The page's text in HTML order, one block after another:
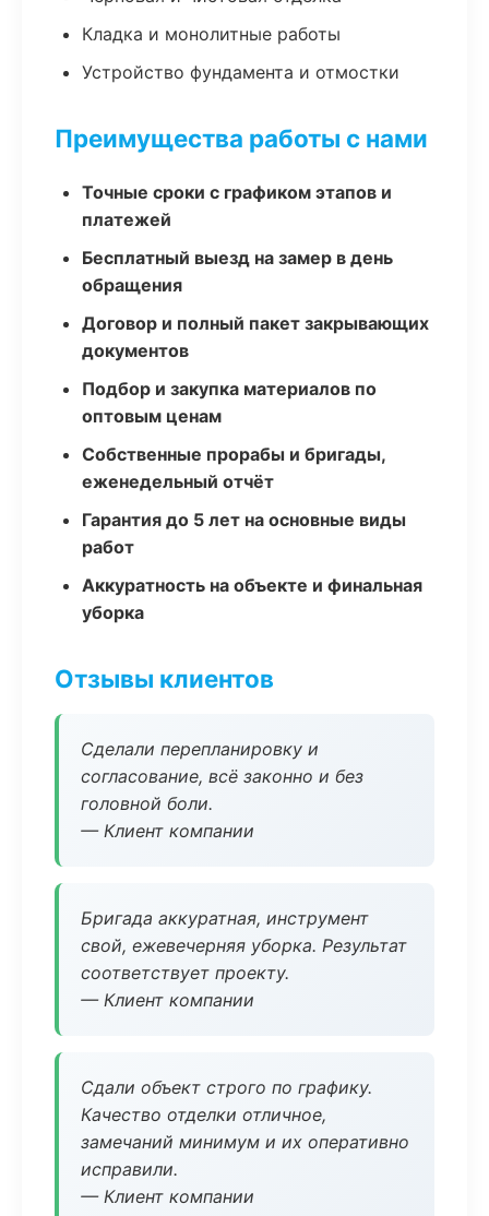
Кладка и монолитные работы
Устройство фундамента и отмостки
Преимущества работы с нами
Точные сроки с графиком этапов и
платежей
Бесплатный выезд на замер в день
обращения
Договор и полный пакет закрывающих
документов
Подбор и закупка материалов по
оптовым ценам
Собственные прорабы и бригады,
еженедельный отчёт
Гарантия до 5 лет на основные виды
работ
Аккуратность на объекте и финальная
уборка
Отзывы клиентов
Сделали перепланировку и
согласование, всё законно и без
головной боли.
— Клиент компании
Бригада аккуратная, инструмент
свой, ежевечерняя уборка. Результат
соответствует проекту.
— Клиент компании
Сдали объект строго по графику.
Качество отделки отличное,
замечаний минимум и их оперативно
исправили.
— Клиент компании